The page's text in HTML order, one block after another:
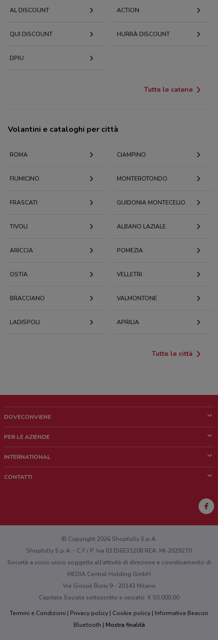
AL DISCOUNT ACTION
QUI DISCOUNT HURRÀ DISCOUNT
DPIU
Tutte le catene
Volantini e cataloghi per città
ROMA CIAMPINO
FIUMICINO MONTEROTONDO
FRASCATI GUIDONIA MONTECELIO
TIVOLI ALBANO LAZIALE
ARICCIA POMEZIA
OSTIA VELLETRI
BRACCIANO VALMONTONE
LADISPOLI APRILIA
Tutte le città
DOVECONVIENE
Chi siamo
Lavora con noi
PER LE AZIENDE
Richieste commerciali e marketing
INTERNATIONAL
CONTATTI
Hai un malfunzionamento sul web o sull'app?
© Copyright 2026 Shopfully S.p.A.
Shopfully S.p.A. - C.F / P. Iva 03156531208 REA: MI-2029270
Società a socio unico soggetta all’attività di direzione e coordinamento di
MEDIA Central Holding GmbH
Via Giosuè Borsi 9 - 20143 Milano
Capitale Sociale sottoscritto e versato: € 50.000,00
Termini e Condizioni
Privacy policy Cookie policy
Informativa Beacon
Bluetooth
Mostra finalità